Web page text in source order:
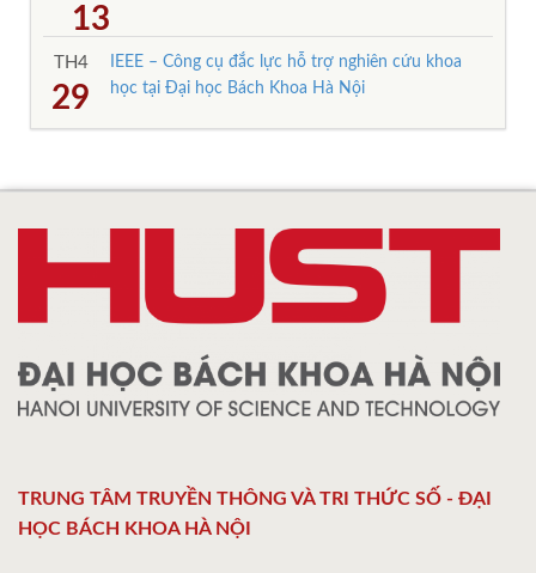
13
TH4
29
IEEE – Công cụ đắc lực hỗ trợ nghiên cứu khoa
học tại Đại học Bách Khoa Hà Nội
TRUNG TÂM TRUYỀN THÔNG VÀ TRI THỨC SỐ - ĐẠI
HỌC BÁCH KHOA HÀ NỘI